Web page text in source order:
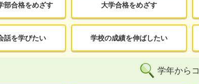
部合格をめざす 大学合格をめざす
話を学びたい 学校の成績を伸ばしたい
学年から